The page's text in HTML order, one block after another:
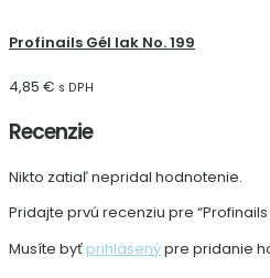
Profinails Gél lak No. 199
4,85 € s DPH
Recenzie
Nikto zatiaľ nepridal hodnotenie.
Pridajte prvú recenziu pre “Profinails
Musíte byť prihlásenýpre pridanie